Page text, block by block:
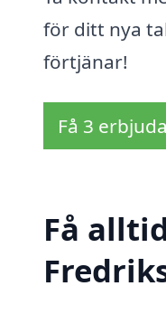
för ditt nya
förtjänar!
Få 3
Få